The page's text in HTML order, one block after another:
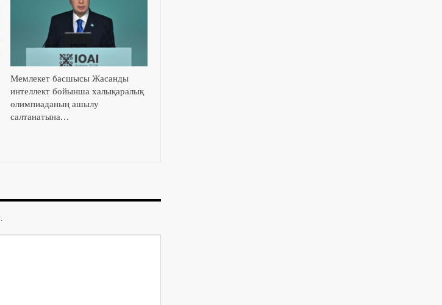
Мемлекет басшысы Жасанды
интеллект бойынша халықаралық
олимпиаданың ашылу
салтанатына…